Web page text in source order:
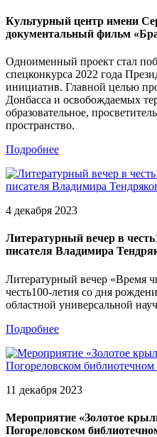
Культурный центр имени
документальный фильм
Одноименный проект стал
спецконкурса 2022 года
инициатив. Главной целью
Донбасса и освобождаемых
образовательное,
пространство.
Подробнее
4 декабря 2023
Литературный вечер в
писателя Владимира
Литературный вечер «Время
честь100-летия со дня
областной универсальной
Подробнее
11 декабря 2023
Мероприятие «Золотое
Погореловском